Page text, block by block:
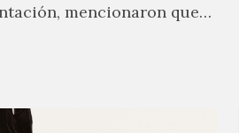
mencionaron que